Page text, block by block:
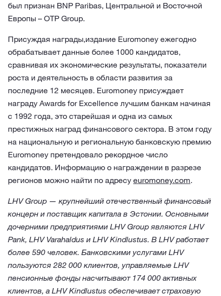
был признан BNP Paribas, Центральной и Восточной
Европы – OTP Group.
Присуждая награды,издание Euromoney ежегодно
обрабатывает данные более 1000 кандидатов,
сравнивая их экономические результаты, показатели
роста и деятельность в области развития за
последние 12 месяцев. Euromoney присуждает
награду Awards for Excellence лучшим банкам начиная
с 1992 года, это старейшая и одна из самых
престижных наград финансового сектора. В этом году
на национальную и региональную банковскую премию
Euromoney претендовало рекордное число
кандидатов. Информацию о награждении в разрезе
регионов можно найти по адресу euromoney.com.
LHV Group — крупнейший отечественный финансовый
концерн и поставщик капитала в Эстонии. Основными
дочерними предприятиями LHV Group являются LHV
Pank, LHV Varahaldus и LHV Kindlustus. В LHV работает
более 590 человек. Банковскими услугами LHV
пользуются 282 000 клиентов, управляемые LHV
пенсионные фонды насчитывают 174 000 активных
клиентов, а LHV Kindlustus обеспечивает страховую